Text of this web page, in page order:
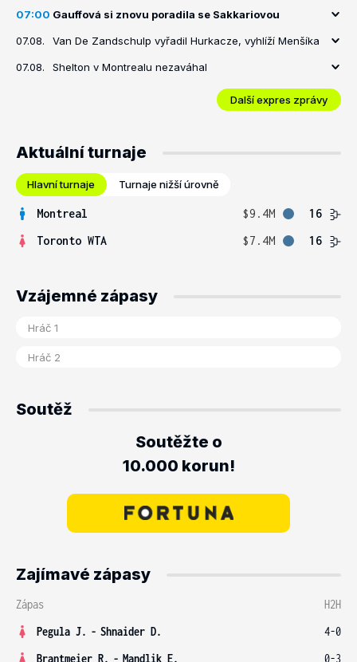
07:00 Gauffová si znovu poradila se Sakkariovou
07.08. Van De Zandschulp vyřadil Hurkacze, vyhlíží Menšíka
07.08. Shelton v Montrealu nezaváhal
Další expres zprávy
Aktuální turnaje
Hlavní turnaje Turnaje nižší úrovně
Montreal $9.4M
16
Toronto WTA
$7.4M 16
Vzájemné zápasy
Soutěž
Soutěžte o
10.000 korun!
Zajímavé zápasy
Zápas
H2H
Pegula J. - Shnaider D.
4-0
Brantmeier R. - Mandlik E.
0-3